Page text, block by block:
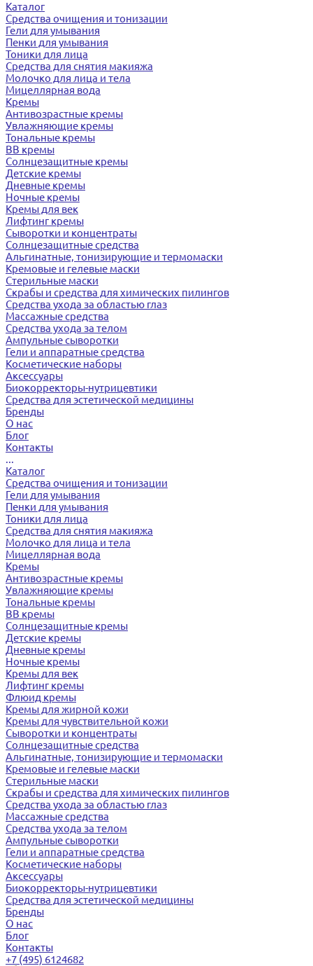
Каталог
Средства очищения и тонизации
Гели для умывания
Пенки для умывания
Тоники для лица
Средства для снятия макияжа
Молочко для лица и тела
Мицеллярная вода
Кремы
Антивозрастные кремы
Увлажняющие кремы
Тональные кремы
BB кремы
Солнцезащитные кремы
Детские кремы
Дневные кремы
Ночные кремы
Кремы для век
Лифтинг кремы
Сыворотки и концентраты
Солнцезащитные средства
Альгинатные, тонизирующие и термомаски
Кремовые и гелевые маски
Стерильные маски
Скрабы и средства для химических пилингов
Средства ухода за областью глаз
Массажные средства
Средства ухода за телом
Ампульные сыворотки
Гели и аппаратные средства
Косметические наборы
Аксессуары
Биокорректоры-нутрицевтики
Средства для эстетической медицины
Бренды
О нас
Блог
Контакты
...
Каталог
Средства очищения и тонизации
Гели для умывания
Пенки для умывания
Тоники для лица
Средства для снятия макияжа
Молочко для лица и тела
Мицеллярная вода
Кремы
Антивозрастные кремы
Увлажняющие кремы
Тональные кремы
BB кремы
Солнцезащитные кремы
Детские кремы
Дневные кремы
Ночные кремы
Кремы для век
Лифтинг кремы
Флюид кремы
Кремы для жирной кожи
Кремы для чувствительной кожи
Сыворотки и концентраты
Солнцезащитные средства
Альгинатные, тонизирующие и термомаски
Кремовые и гелевые маски
Стерильные маски
Скрабы и средства для химических пилингов
Средства ухода за областью глаз
Массажные средства
Средства ухода за телом
Ампульные сыворотки
Гели и аппаратные средства
Косметические наборы
Аксессуары
Биокорректоры-нутрицевтики
Средства для эстетической медицины
Бренды
О нас
Блог
Контакты
+7 (495) 6124682